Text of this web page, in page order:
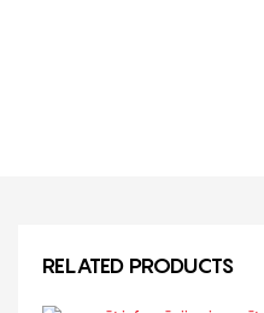
RELATED PRODUCTS